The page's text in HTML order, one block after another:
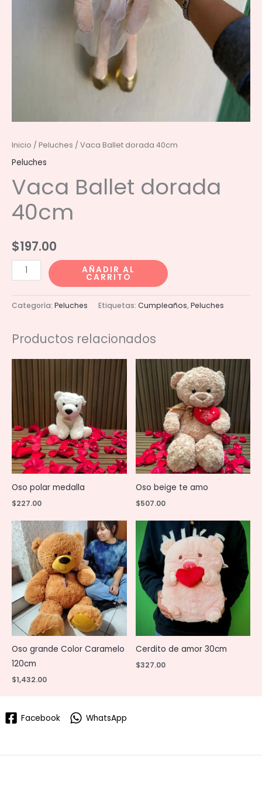
Inicio / Peluches / Vaca Ballet dorada 40cm
Peluches
Vaca Ballet dorada
40cm
$197.00
Vaca
Ballet
dorada
40cm
AÑADIR AL
CARRITO
Categoría: Peluches Etiquetas: Cumpleaños,Peluches
Productos relacionados
Oso polar medalla
$227.00
Oso beige te amo
$507.00
Oso grande Color Caramelo
120cm
$1,432.00
Cerdito de amor 30cm
$327.00
Facebook WhatsApp